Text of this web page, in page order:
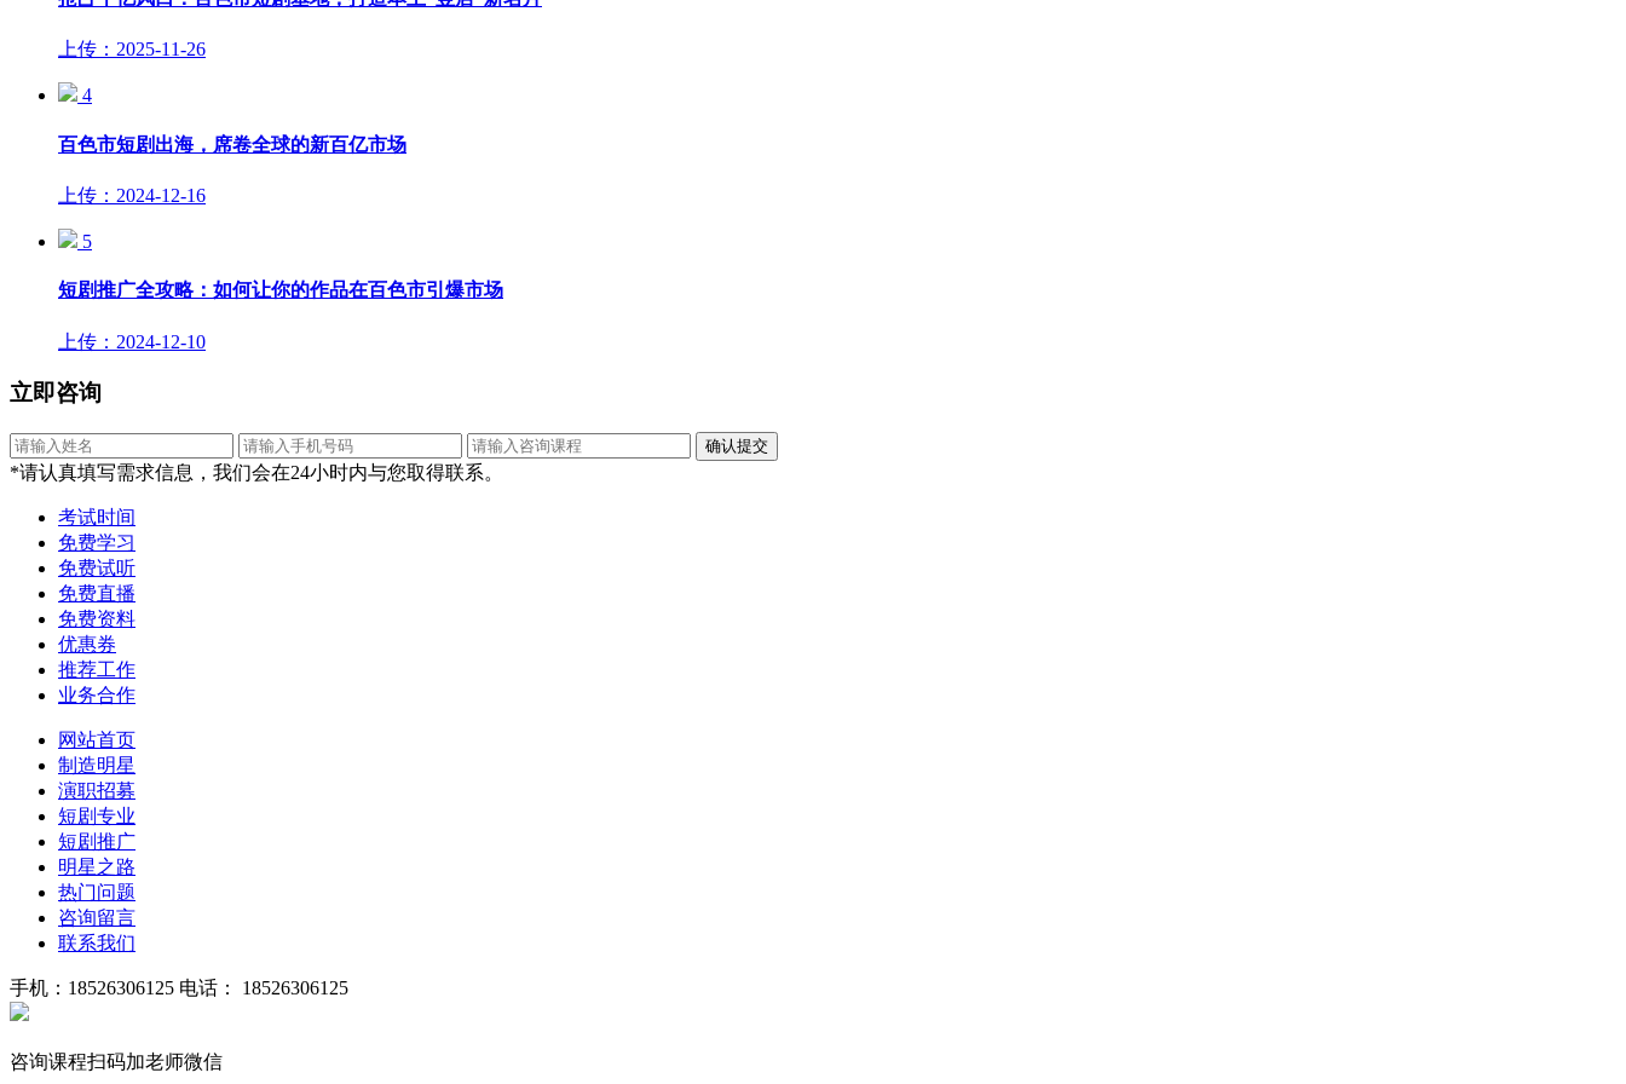
上传：2025-11-26
4
百色市短剧出海，席卷全球的新百亿市场
上传：2024-12-16
5
短剧推广全攻略：如何让你的作品在百色市引爆市场
上传：2024-12-10
立即咨询
*请认真填写需求信息，我们会在24小时内与您取得联系。
考试时间
免费学习
免费试听
免费直播
免费资料
优惠券
推荐工作
业务合作
网站首页
制造明星
演职招募
短剧专业
短剧推广
明星之路
热门问题
咨询留言
联系我们
手机：18526306125 电话： 18526306125
咨询课程扫码加老师微信